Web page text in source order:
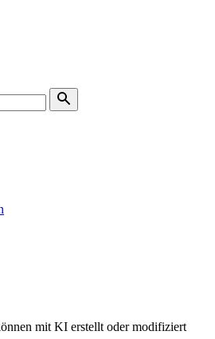
mit KI erstellt oder modifiziert